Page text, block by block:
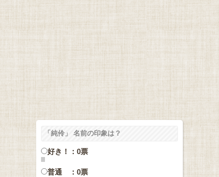
「純伶」 名前の印象は？
好き！：0票
普通 ：0票